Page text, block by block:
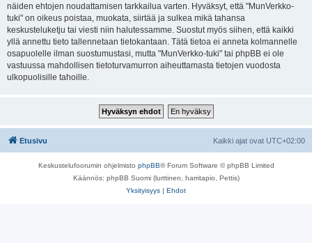
näiden ehtojen noudattamisen tarkkailua varten. Hyväksyt, että "MunVerkko-
tuki" on oikeus poistaa, muokata, siirtää ja sulkea mikä tahansa
keskusteluketju tai viesti niin halutessamme. Suostut myös siihen, että kaikki
yllä annettu tieto tallennetaan tietokantaan. Tätä tietoa ei anneta kolmannelle
osapuolelle ilman suostumustasi, mutta "MunVerkko-tuki" tai phpBB ei ole
vastuussa mahdollisen tietoturvamurron aiheuttamasta tietojen vuodosta
ulkopuolisille tahoille.
Etusivu Kaikki ajat ovat UTC+02:00
Keskustelufoorumin ohjelmisto phpBB® Forum Software © phpBB Limited
Käännös: phpBB Suomi (lurttinen, harritapio, Pettis)
Yksityisyys | Ehdot